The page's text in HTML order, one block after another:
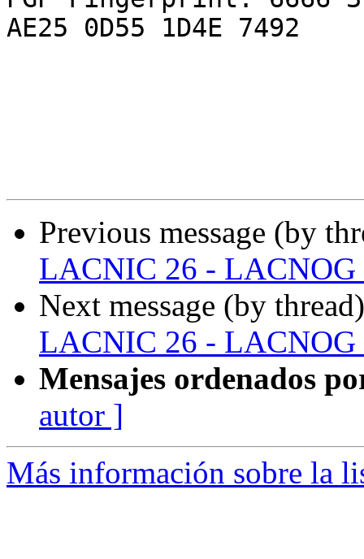
AE25 0D55 1D4E 7492
Previous message (by
LACNIC 26 - LACNOG
Next message (by
LACNIC 26 - LACNOG
Mensajes ordenados
autor ]
Más información sobre la